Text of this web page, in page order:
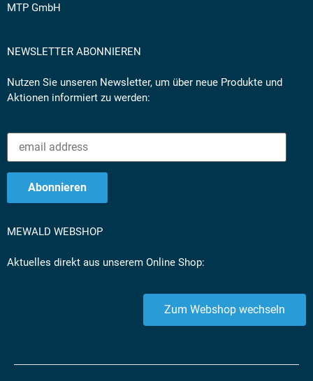
MTP GmbH
NEWSLETTER ABONNIEREN
Nutzen Sie unseren Newsletter, um über neue Produkte und
Aktionen informiert zu werden:
MEWALD WEBSHOP
Aktuelles direkt aus unserem Online Shop:
Zum Webshop wechseln